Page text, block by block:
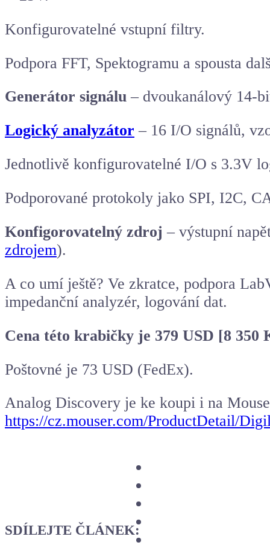
Konfigurovatelné vstupní filtry.
Podpora FFT, Spektogramu a spousta
Generátor signálu – dvoukanálový 14-
Logický analyzátor – 16 I/O signálů,
Jednotlivě konfigurovatelné I/O s 3.3V
Podporované protokoly jako SPI, I2C,
Konfigorovatelný zdroj – výstupní
zdrojem).
A co umí ještě? Ve zkratce, podpora
impedanční analyzér, logování dat.
Cena této krabičky je 379 USD [8 350
Poštovné je 73 USD (FedEx).
Analog Discovery je ke koupi i na
https://cz.mouser.com/ProductDetail/
SDÍLEJTE ČLÁNEK: